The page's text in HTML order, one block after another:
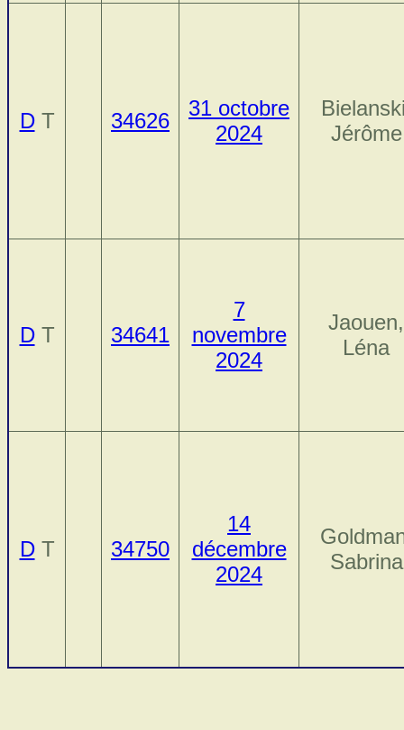
DT 34626
31 octobre
2024
Jérôme
DT 34641
7
novembre
2024
Jaouen,
Léna
DT 34750
14
décembre
2024
Sabrina